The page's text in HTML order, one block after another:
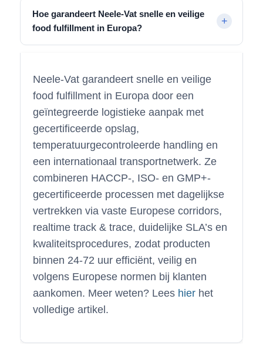
Hoe garandeert Neele-Vat snelle en veilige
food fulfillment in Europa?
Neele-Vat garandeert snelle en veilige
food fulfillment in Europa door een
geïntegreerde logistieke aanpak met
gecertificeerde opslag,
temperatuurgecontroleerde handling en
een internationaal transportnetwerk. Ze
combineren HACCP-, ISO- en GMP+-
gecertificeerde processen met dagelijkse
vertrekken via vaste Europese corridors,
realtime track & trace, duidelijke SLA’s en
kwaliteitsprocedures, zodat producten
binnen 24-72 uur efficiënt, veilig en
volgens Europese normen bij klanten
aankomen. Meer weten? Lees hier het
volledige artikel.